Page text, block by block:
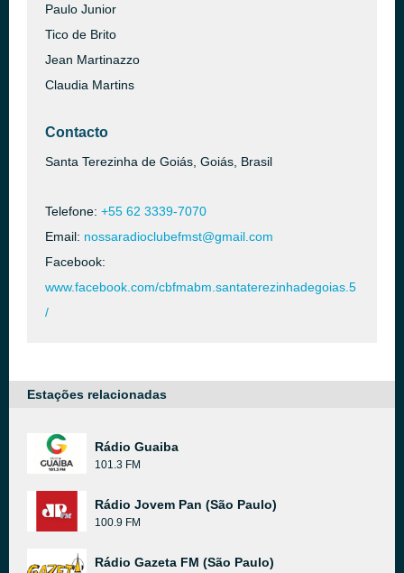
Paulo Junior
Tico de Brito
Jean Martinazzo
Claudia Martins
Contacto
Santa Terezinha de Goiás, Goiás, Brasil
Telefone: +55 62 3339-7070
Email: nossaradioclubefmst@gmail.com
Facebook:
www.facebook.com/cbfmabm.santaterezinhadegoias.5
/
Estações relacionadas
Rádio Guaiba
101.3 FM
Rádio Jovem Pan (São Paulo)
100.9 FM
Rádio Gazeta FM (São Paulo)